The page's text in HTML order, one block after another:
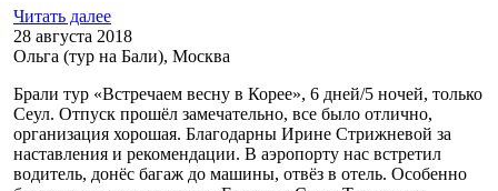
Читать далее
28 августа 2018
Ольга (тур на Бали), Москва
Брали тур «Встречаем весну в Корее», 6 дней/5 ночей, только
Сеул. Отпуск прошёл замечательно, все было отлично,
организация хорошая. Благодарны Ирине Стрижневой за
наставления и рекомендации. В аэропорту нас встретил
водитель, донёс багаж до машины, отвёз в отель. Особенно